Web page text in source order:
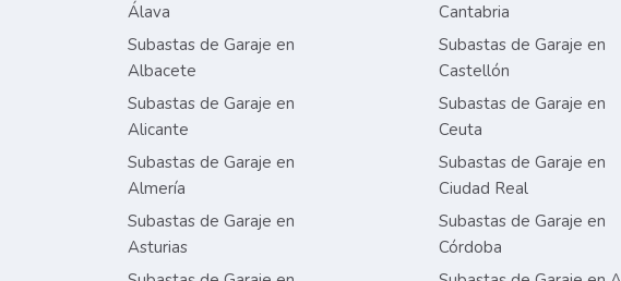
Álava
Subastas de Garaje en
Albacete
Subastas de Garaje en
Alicante
Subastas de Garaje en
Almería
Subastas de Garaje en
Asturias
Cantabria
Subastas de Garaje en
Castellón
Subastas de Garaje en
Ceuta
Subastas de Garaje en
Ciudad Real
Subastas de Garaje en
Córdoba